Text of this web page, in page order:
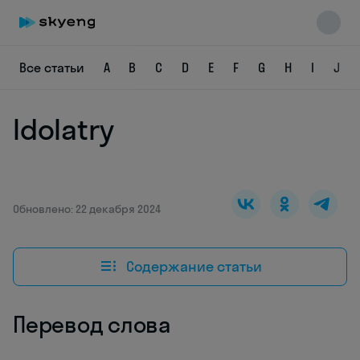
Все статьи A B C D E F G H I J
Idolatry
Обновлено: 22 декабря 2024
Содержание статьи
Перевод слова